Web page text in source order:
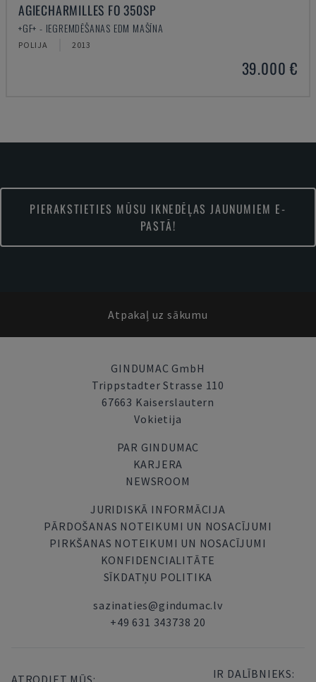
AGIECHARMILLES FO 350SP
+GF+ - IEGREMDĒŠANAS EDM MAŠĪNA
POLIJA 2013
39.000 €
PIERAKSTIETIES MŪSU IKNEDĒĻAS JAUNUMIEM E-
PASTĀ!
Atpakaļ uz sākumu
GINDUMAC GmbH
Trippstadter Strasse 110
67663 Kaiserslautern
Vokietija
PAR GINDUMAC
KARJERA
NEWSROOM
JURIDISKĀ INFORMĀCIJA
PĀRDOŠANAS NOTEIKUMI UN NOSACĪJUMI
PIRKŠANAS NOTEIKUMI UN NOSACĪJUMI
KONFIDENCIALITĀTE
SĪKDATŅU POLITIKA
sazinaties@gindumac.lv
+49 631 343738 20
ATRODIET MŪS: IR DALĪBNIEKS: